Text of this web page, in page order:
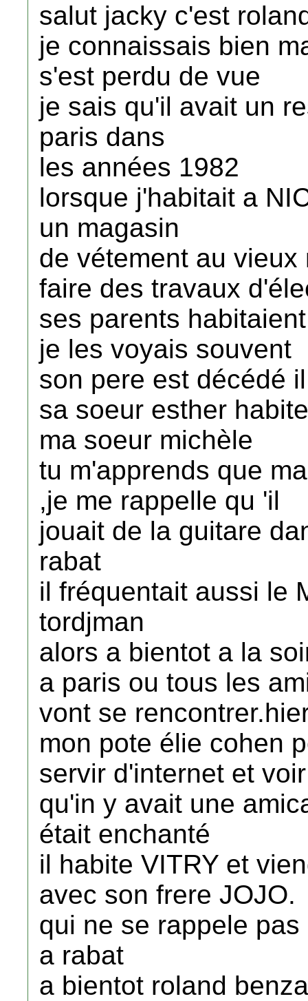
salut jacky c'est
je connaissais bien
s'est perdu de vue
je sais qu'il avait un
paris dans
les années 1982
lorsque j'habitait a
un magasin
de vétement au
faire des travaux
ses parents
je les voyais souvent
son pere est décédé
sa soeur esther
ma soeur michèle
tu m'apprends que
,je me rappelle qu 'il
jouait de la guitare
rabat
il fréquentait aussi le
tordjman
alors a bientot a la
a paris ou tous les
vont se
mon pote élie cohen
servir d'internet et
qu'in y avait une
était enchanté
il habite VITRY et
avec son frere JOJO.
qui ne se rappele
a rabat
a bientot roland